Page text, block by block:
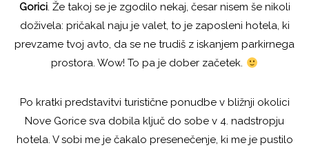
Gorici. Že takoj se je zgodilo nekaj, česar nisem še nikoli
doživela: pričakal naju je valet, to je zaposleni hotela, ki
prevzame tvoj avto, da se ne trudiš z iskanjem parkirnega
prostora. Wow! To pa je dober začetek.
Po kratki predstavitvi turistične ponudbe v bližnji okolici
Nove Gorice sva dobila ključ do sobe v 4. nadstropju
hotela. V sobi me je čakalo presenečenje, ki me je pustilo